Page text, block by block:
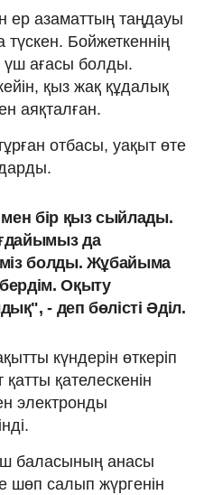
ер азаматтың таңдауы
Бойжеткеннің
үш ағасы болды.
қыз жақ құдалық
аяқталған.
отбасы, уақыт өте
мен бір қыз сыйлады.
да
болды. Жұбайыма
Оқыту
- деп бөлісті Әділ.
күндерін өткеріп
қателескенін
электронды
баласының анасы
шөп салып жүргенін